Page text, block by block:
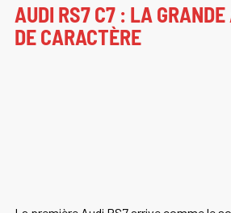
AUDI RS7 C7 : LA
DE CARACTÈRE